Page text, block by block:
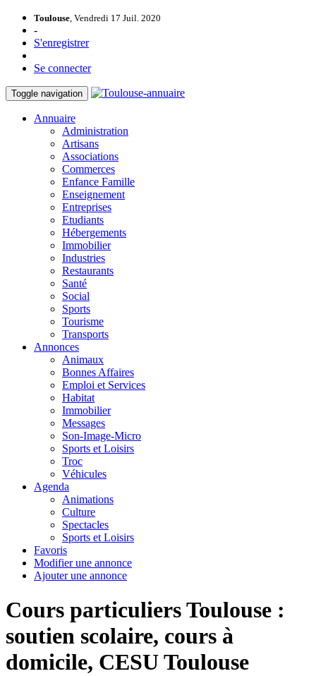
Toulouse, Vendredi 17 Juil. 2020
-
S'enregistrer
Se connecter
Toggle navigation
Annuaire
Administration
Artisans
Associations
Commerces
Enfance Famille
Enseignement
Entreprises
Etudiants
Hébergements
Immobilier
Industries
Restaurants
Santé
Social
Sports
Tourisme
Transports
Annonces
Animaux
Bonnes Affaires
Emploi et Services
Habitat
Immobilier
Messages
Son-Image-Micro
Sports et Loisirs
Troc
Véhicules
Agenda
Animations
Culture
Spectacles
Sports et Loisirs
Favoris
Modifier une annonce
Ajouter une annonce
Cours particuliers Toulouse :
soutien scolaire, cours à
domicile, CESU Toulouse